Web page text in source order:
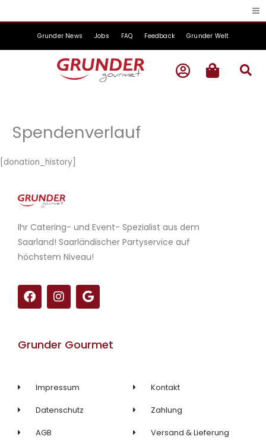
Inhalt
Grunder News Jobs FAQ Feedback Grunder Welt
Spendenverlauf
[donation_history]
Ihr Catering- und Event- Spezialist aus dem
Saarland! Saarländischer Partyservice auf
höchstem Niveau!
F
a
c
o
I
n
s
g
m
G
o
o
e
Grunder Gourmet
Impressum
Datenschutz
AGB
Kontakt
Zahlung
Versand & Lieferung